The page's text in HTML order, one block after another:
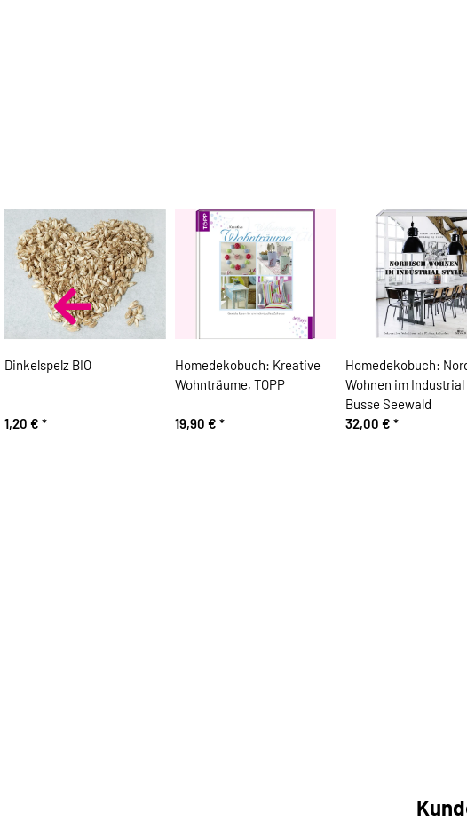
Dinkelspelz BIO
1,20 € *
Homedekobuch: Kreative
Wohnträume, TOPP
19,90 € *
Homedekobuch:
Wohnen im Industrial
Busse Seewald
32,00 € *